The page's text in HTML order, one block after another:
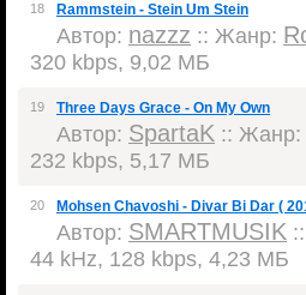
18 Rammstein - Stein Um Stein
Автор: nazzz :: Жанр:
320 kbps, 9,02 МБ
19 Three Days Grace - On My Own
Автор: SpartaK :: Жанр:
232 kbps, 5,17 МБ
20 Mohsen Chavoshi - Divar Bi Dar (
Автор: SMARTMUSIK
44 kHz, 128 kbps, 4,23 МБ